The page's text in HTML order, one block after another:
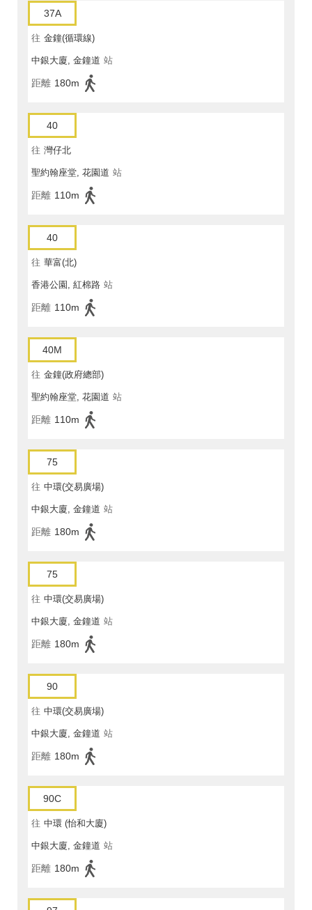
37A
往 金鐘(循環線)
中銀大廈, 金鐘道 站
距離 180m
40
往 灣仔北
聖約翰座堂, 花園道 站
距離 110m
40
往 華富(北)
香港公園, 紅棉路 站
距離 110m
40M
往 金鐘(政府總部)
聖約翰座堂, 花園道 站
距離 110m
75
往 中環(交易廣場)
中銀大廈, 金鐘道 站
距離 180m
75
往 中環(交易廣場)
中銀大廈, 金鐘道 站
距離 180m
90
往 中環(交易廣場)
中銀大廈, 金鐘道 站
距離 180m
90C
往 中環 (怡和大廈)
中銀大廈, 金鐘道 站
距離 180m